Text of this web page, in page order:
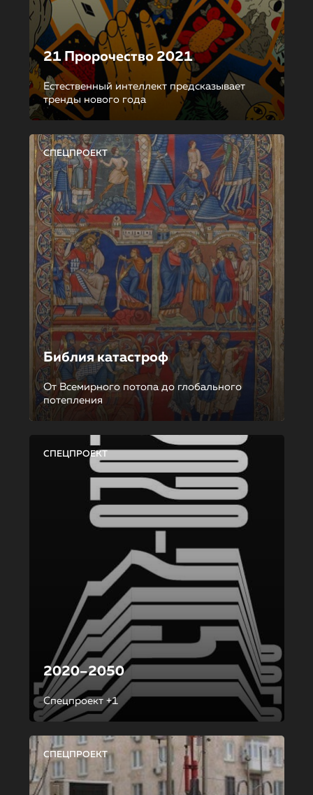
21 Пророчество 2021
Естественный интеллект предсказывает
тренды нового года
СПЕЦПРОЕКТ
Библия катастроф
От Всемирного потопа до глобального
потепления
СПЕЦПРОЕКТ
2020–2050
Спецпроект +1
СПЕЦПРОЕКТ